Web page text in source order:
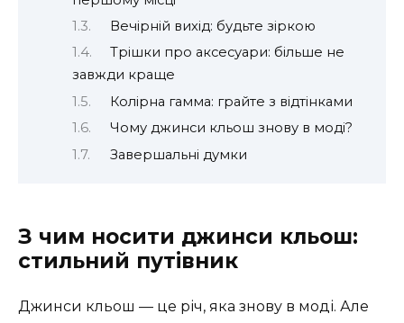
Вечірній вихід: будьте зіркою
Трішки про аксесуари: більше не
завжди краще
Колірна гамма: грайте з відтінками
Чому джинси кльош знову в моді?
Завершальні думки
З чим носити джинси кльош:
стильний путівник
Джинси кльош — це річ, яка знову в моді. Але